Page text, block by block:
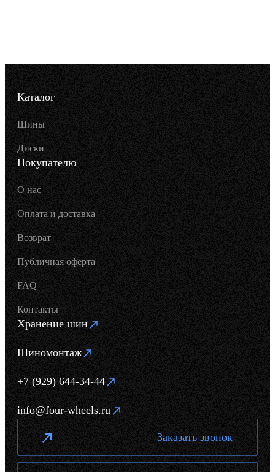
Каталог
Шины
Диски
Покупателю
О нас
Оплата и доставка
Возврат
Публичная оферта
FAQ
Контакты
Хранение шин
Шиномонтаж
+7 (929) 644-34-44
info@four-wheels.ru
Заказать звонок